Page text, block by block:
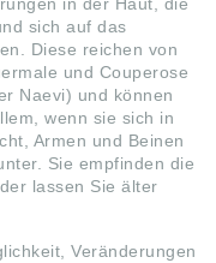
sich auf das
Diese reichen von
und Couperose
Naevi) und können
wenn sie sich in
Armen und Beinen
Sie empfinden die
lassen Sie älter
Veränderungen